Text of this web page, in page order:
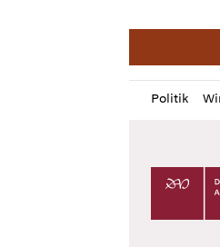
Politik
Profil
öffnen
Daz
Pur